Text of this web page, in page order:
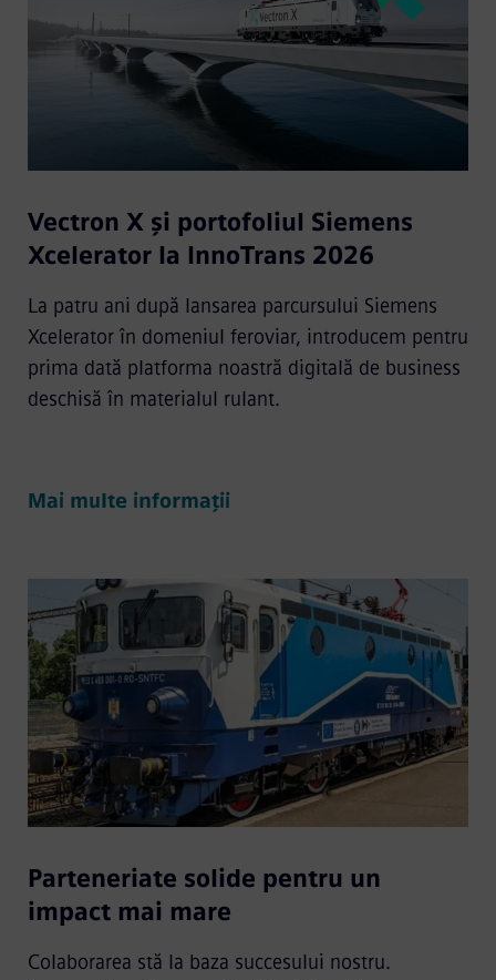
Vectron X și portofoliul Siemens
Xcelerator la InnoTrans 2026
La patru ani după lansarea parcursului Siemens
Xcelerator în domeniul feroviar, introducem pentru
prima dată platforma noastră digitală de business
deschisă în materialul rulant.
Mai multe informații
Parteneriate solide pentru un
impact mai mare
Colaborarea stă la baza succesului nostru.